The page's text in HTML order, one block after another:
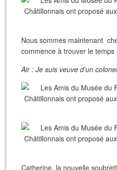
Nous sommes maintenant
commence à trouver le temps
Air : Je suis veuve d'un
Catherine, la nouvelle